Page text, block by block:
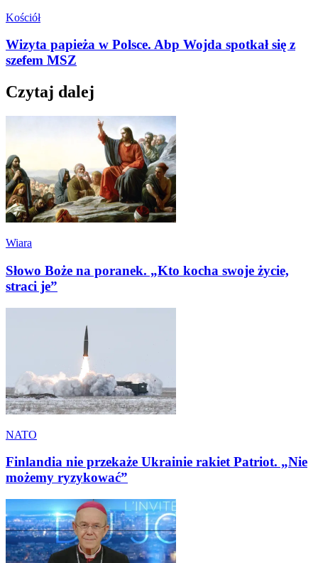
Kościół
Wizyta papieża w Polsce. Abp Wojda spotkał się z
szefem MSZ
Czytaj dalej
Wiara
Słowo Boże na poranek. „Kto kocha swoje życie,
straci je”
NATO
Finlandia nie przekaże Ukrainie rakiet Patriot. „Nie
możemy ryzykować”